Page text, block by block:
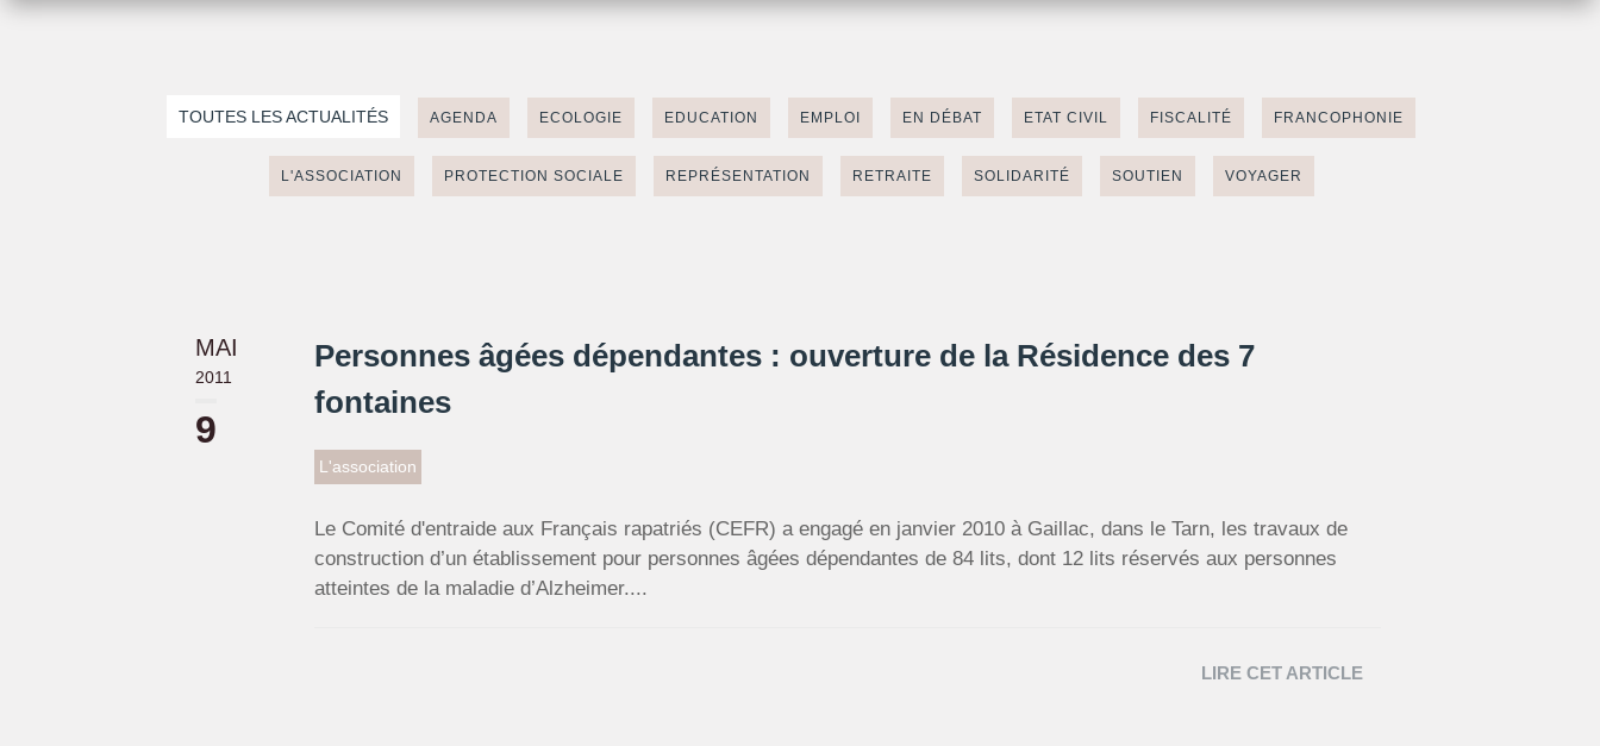
TOUTES LES ACTUALITÉS AGENDA ECOLOGIE EDUCATION EMPLOI EN DÉBAT ETAT CIVIL FISCALITÉ FRANCOPHONIE
L'ASSOCIATION PROTECTION SOCIALE REPRÉSENTATION RETRAITE SOLIDARITÉ SOUTIEN VOYAGER
MAI
2011
9
Personnes âgées dépendantes : ouverture de la Résidence des 7
fontaines
L'association
Le Comité d'entraide aux Français rapatriés (CEFR) a engagé en janvier 2010 à Gaillac, dans le Tarn, les travaux de
construction d’un établissement pour personnes âgées dépendantes de 84 lits, dont 12 lits réservés aux personnes
atteintes de la maladie d’Alzheimer....
LIRE CET ARTICLE